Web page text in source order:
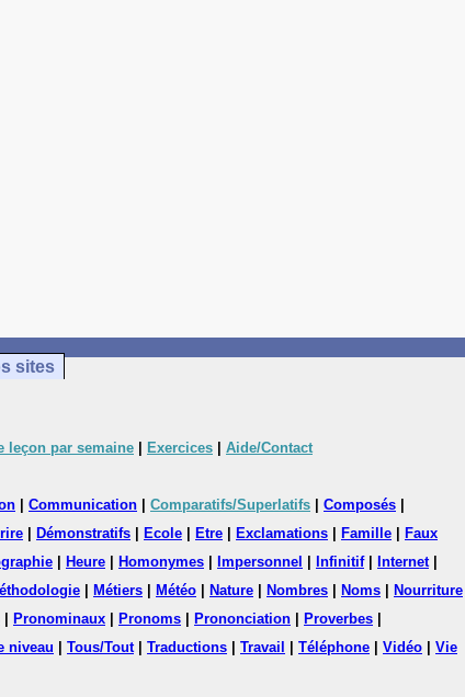
sites
leçon par semaine Exercices Aide/Contact
Communication Comparatifs/Superlatifs Composés
Démonstratifs Ecole Etre Exclamations Famille
Faux
Heure Homonymes Impersonnel Infinitif| Internet|
Métiers Météo Nature Nombres Noms
Nourriture
Pronominaux Pronoms Prononciation Proverbes
niveau Tous/Tout| Traductions Travail Téléphone Vidéo
Vie